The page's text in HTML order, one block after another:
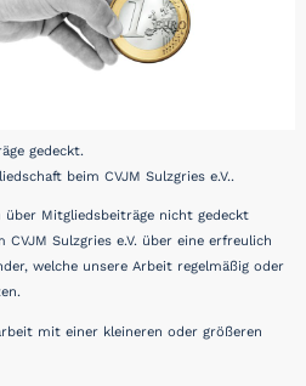
gedeckt.
beim CVJM Sulzgries e.V..
über Mitgliedsbeiträge nicht gedeckt
Sulzgries e.V. über eine erfreulich
welche unsere Arbeit regelmäßig oder
mit einer kleineren oder größeren